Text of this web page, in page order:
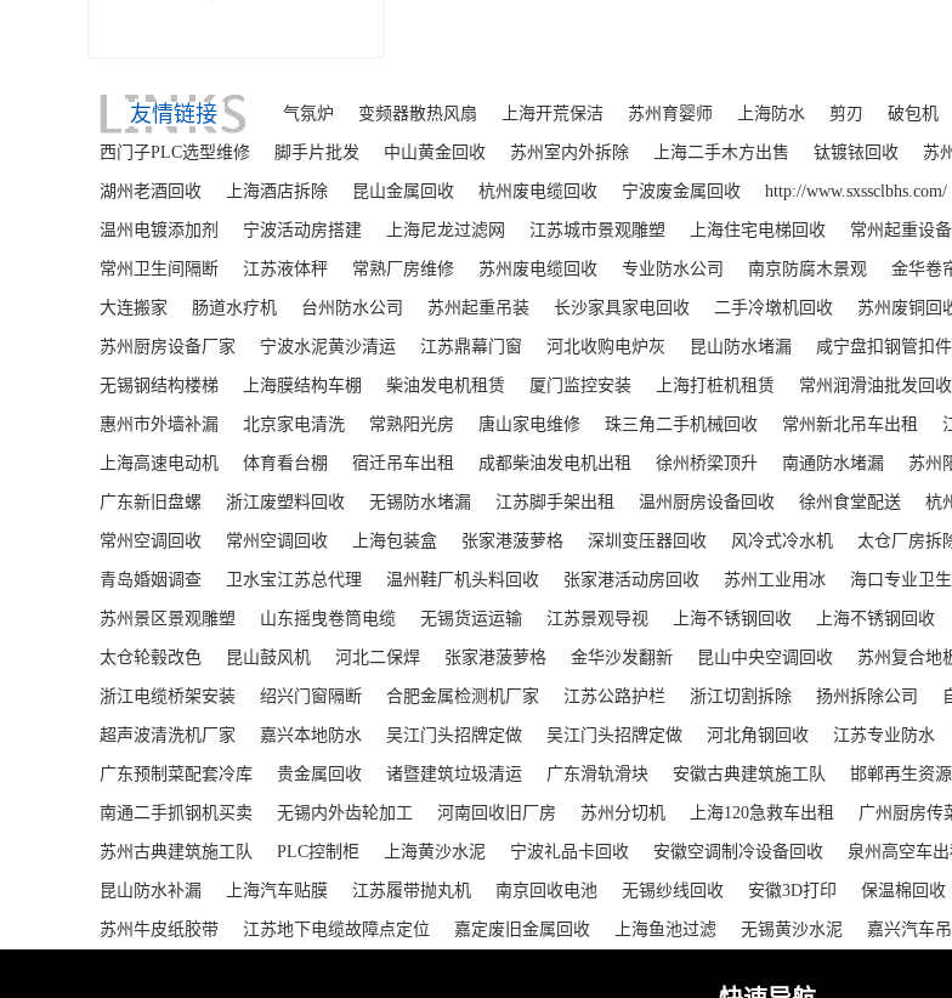
友情链接 气氛炉 变频器散热风扇 上海开荒保洁 苏州育婴师 上海防水 剪刃 破包机
西门子PLC选型维修 脚手片批发 中山黄金回收 苏州室内外拆除 上海二手木方出售 钛镀铱回收 苏
湖州老酒回收 上海酒店拆除 昆山金属回收 杭州废电缆回收 宁波废金属回收 http://www.sxssclbhs.com/
温州电镀添加剂 宁波活动房搭建 上海尼龙过滤网 江苏城市景观雕塑 上海住宅电梯回收 常州起重设备
常州卫生间隔断 江苏液体秤 常熟厂房维修 苏州废电缆回收 专业防水公司 南京防腐木景观 金华卷
大连搬家 肠道水疗机 台州防水公司 苏州起重吊装 长沙家具家电回收 二手冷墩机回收 苏州废铜回
苏州厨房设备厂家 宁波水泥黄沙清运 江苏鼎幕门窗 河北收购电炉灰 昆山防水堵漏 咸宁盘扣钢管扣件
无锡钢结构楼梯 上海膜结构车棚 柴油发电机租赁 厦门监控安装 上海打桩机租赁 常州润滑油批发回收
惠州市外墙补漏 北京家电清洗 常熟阳光房 唐山家电维修 珠三角二手机械回收 常州新北吊车出租
上海高速电动机 体育看台棚 宿迁吊车出租 成都柴油发电机出租 徐州桥梁顶升 南通防水堵漏 苏州
广东新旧盘螺 浙江废塑料回收 无锡防水堵漏 江苏脚手架出租 温州厨房设备回收 徐州食堂配送 杭
常州空调回收 常州空调回收 上海包装盒 张家港菠萝格 深圳变压器回收 风冷式冷水机 太仓厂房拆
青岛婚姻调查 卫水宝江苏总代理 温州鞋厂机头料回收 张家港活动房回收 苏州工业用冰 海口专业卫
苏州景区景观雕塑 山东摇曳卷筒电缆 无锡货运运输 江苏景观导视 上海不锈钢回收 上海不锈钢回收
太仓轮毂改色 昆山鼓风机 河北二保焊 张家港菠萝格 金华沙发翻新 昆山中央空调回收 苏州复合地
浙江电缆桥架安装 绍兴门窗隔断 合肥金属检测机厂家 江苏公路护栏 浙江切割拆除 扬州拆除公司
超声波清洗机厂家 嘉兴本地防水 吴江门头招牌定做 吴江门头招牌定做 河北角钢回收 江苏专业防水
广东预制菜配套冷库 贵金属回收 诸暨建筑垃圾清运 广东滑轨滑块 安徽古典建筑施工队 邯郸再生资
南通二手抓钢机买卖 无锡内外齿轮加工 河南回收旧厂房 苏州分切机 上海120急救车出租 广州厨房传
苏州古典建筑施工队 PLC控制柜 上海黄沙水泥 宁波礼品卡回收 安徽空调制冷设备回收 泉州高空车出
昆山防水补漏 上海汽车贴膜 江苏履带抛丸机 南京回收电池 无锡纱线回收 安徽3D打印 保温棉回收
苏州牛皮纸胶带 江苏地下电缆故障点定位 嘉定废旧金属回收 上海鱼池过滤 无锡黄沙水泥 嘉兴汽车